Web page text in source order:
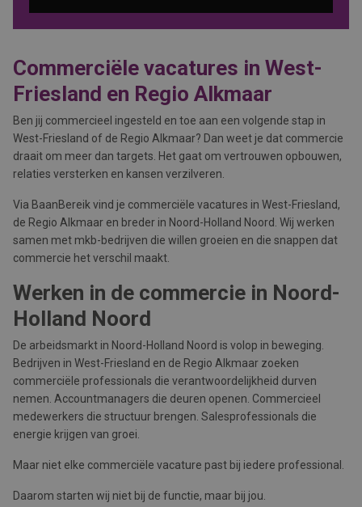
Commerciële vacatures in West-
Friesland en Regio Alkmaar
Ben jij commercieel ingesteld en toe aan een volgende stap in
West-Friesland of de Regio Alkmaar? Dan weet je dat commercie
draait om meer dan targets. Het gaat om vertrouwen opbouwen,
relaties versterken en kansen verzilveren.
Via BaanBereik vind je commerciële vacatures in West-Friesland,
de Regio Alkmaar en breder in Noord-Holland Noord. Wij werken
samen met mkb-bedrijven die willen groeien en die snappen dat
commercie het verschil maakt.
Werken in de commercie in Noord-
Holland Noord
De arbeidsmarkt in Noord-Holland Noord is volop in beweging.
Bedrijven in West-Friesland en de Regio Alkmaar zoeken
commerciële professionals die verantwoordelijkheid durven
nemen. Accountmanagers die deuren openen. Commercieel
medewerkers die structuur brengen. Salesprofessionals die
energie krijgen van groei.
Maar niet elke commerciële vacature past bij iedere professional.
Daarom starten wij niet bij de functie, maar bij jou.